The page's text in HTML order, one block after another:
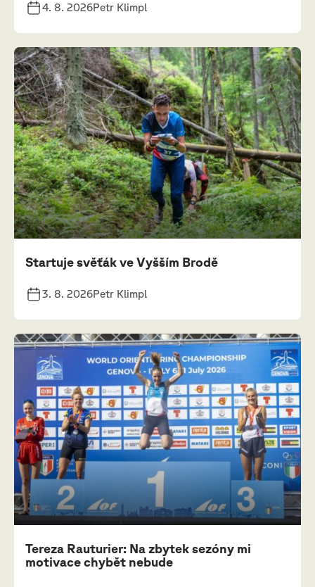
4. 8. 2026Petr Klimpl
Startuje svěťák ve Vyšším Brodě
3. 8. 2026Petr Klimpl
Tereza Rauturier: Na zbytek sezóny mi
motivace chybět nebude